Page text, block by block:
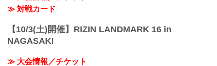
≫ 対戦カード
【10/3(土)開催】RIZIN LANDMARK 16 in
NAGASAKI
≫ 大会情報／チケット